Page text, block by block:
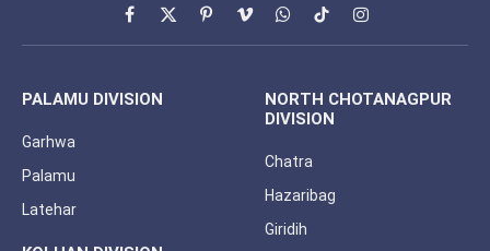
Facebook
X
(Twitter)
PinterestVimeoWhatsApp
TikTokInstagram
PALAMU DIVISION
Garhwa
Palamu
Latehar
NORTH CHOTANAGPUR
DIVISION
Chatra
Hazaribag
Giridih